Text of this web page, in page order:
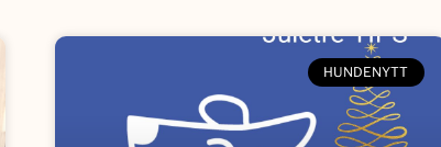
HUNDENYTT